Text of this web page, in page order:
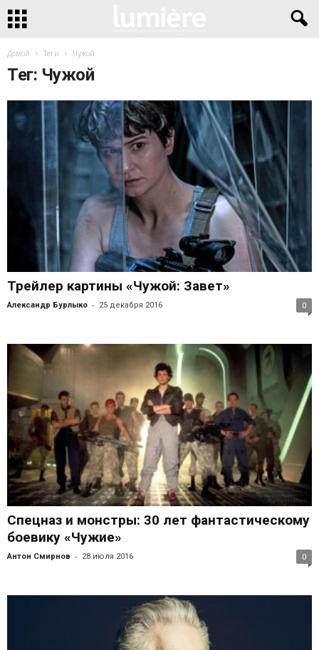
Домой Теги Чужой
Тег: Чужой
Трейлер картины «Чужой: Завет»
Александр Бурлыко - 25 декабря 2016 0
Спецназ и монстры: 30 лет фантастическому
боевику «Чужие»
Антон Смирнов - 28 июля 2016 0